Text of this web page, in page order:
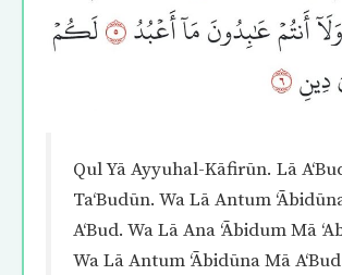
Qul Yā Ayyuhal-Kāfirūn. Lā
Ta‘Budūn. Wa Lā Antum
A‘Bud. Wa Lā Ana ‘Ābidum Mā
Wa Lā Antum ‘Ābidūna Mā